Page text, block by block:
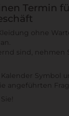
Termin
ohne
sind, nehmen
Symbol
angeführten